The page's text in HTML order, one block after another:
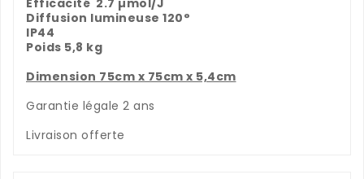
Efficacité 2.7 µmol/J
Diffusion lumineuse 120°
IP44
Poids 5,8 kg
Dimension 75cm x 75cm x 5,4cm
Garantie légale 2 ans
Livraison offerte